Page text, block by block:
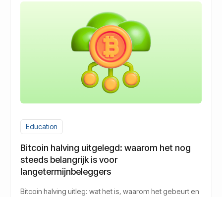
Education
Bitcoin halving uitgelegd: waarom het nog
steeds belangrijk is voor
langetermijnbeleggers
Bitcoin halving uitleg: wat het is, waarom het gebeurt en